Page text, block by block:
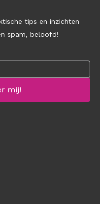
tips en inzichten
spam, beloofd!